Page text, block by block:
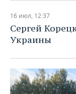
16 июл, 12:37
Сергей
Украины